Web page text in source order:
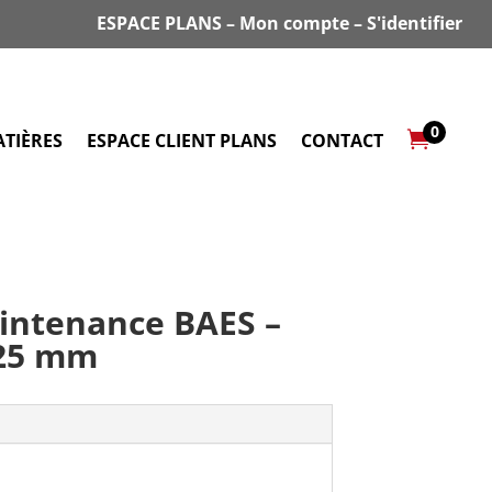
ESPACE PLANS– Mon compte–S'identifier
ESPACE CLIENT PLANS CONTACT 0
BAES –
mm